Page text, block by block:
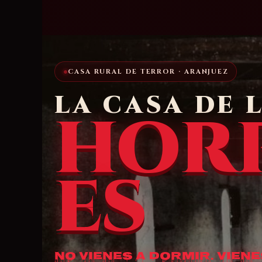
CASA RURAL DE TERROR · ARANJUEZ
LA CASA DE
ES
No vienes a dormir.